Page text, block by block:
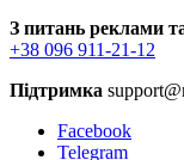
З питань реклами
+38 096 911-21-12
Підтримка
Facebook
Telegram